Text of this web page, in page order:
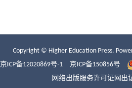
Copyright © Higher Education Press.
京ICP备12020869号-1
京ICP备150856号
网络出版服务许可证网出